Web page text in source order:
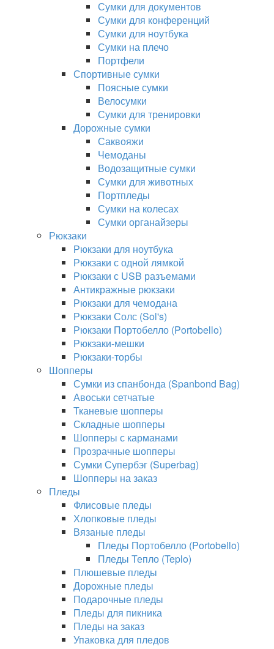
Сумки для документов
Сумки для конференций
Сумки для ноутбука
Сумки на плечо
Портфели
Спортивные сумки
Поясные сумки
Велосумки
Сумки для тренировки
Дорожные сумки
Саквояжи
Чемоданы
Водозащитные сумки
Сумки для животных
Портпледы
Сумки на колесах
Сумки органайзеры
Рюкзаки
Рюкзаки для ноутбука
Рюкзаки с одной лямкой
Рюкзаки с USB разъемами
Антикражные рюкзаки
Рюкзаки для чемодана
Рюкзаки Солс (Sol's)
Рюкзаки Портобелло (Portobello)
Рюкзаки-мешки
Рюкзаки-торбы
Шопперы
Сумки из спанбонда (Spanbond Bag)
Авоськи сетчатые
Тканевые шопперы
Складные шопперы
Шопперы с карманами
Прозрачные шопперы
Сумки Супербэг (Superbag)
Шопперы на заказ
Пледы
Флисовые пледы
Хлопковые пледы
Вязаные пледы
Пледы Портобелло (Portobello)
Пледы Тепло (Teplo)
Плюшевые пледы
Дорожные пледы
Подарочные пледы
Пледы для пикника
Пледы на заказ
Упаковка для пледов